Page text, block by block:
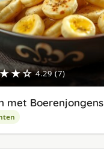
4.29 (7)
met Boerenjongens